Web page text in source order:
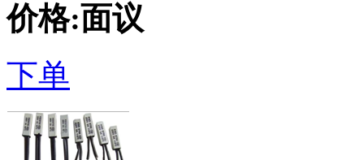
价格:面议
下单